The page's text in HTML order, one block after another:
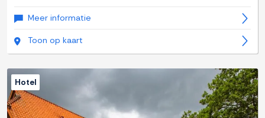
Meer informatie
Toon op kaart
Hotel